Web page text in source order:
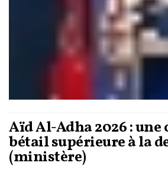
Aïd Al-Adha 2026 : une
bétail supérieure à la
(ministère)